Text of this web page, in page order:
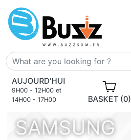
AUJOURD'HUI
9H00 - 12H00 et
14H00 - 17H00
BASKET (0)
SAMSUNG